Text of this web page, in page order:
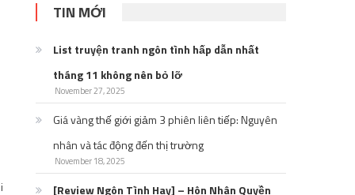
TIN MỚI
List truyện tranh ngôn tình hấp dẫn nhất
tháng 11 không nên bỏ lỡ
November 27, 2025
Giá vàng thế giới giảm 3 phiên liên tiếp: Nguyên
nhân và tác động đến thị trường
November 18, 2025
[Review Ngôn Tình Hay] – Hôn Nhân Quyền